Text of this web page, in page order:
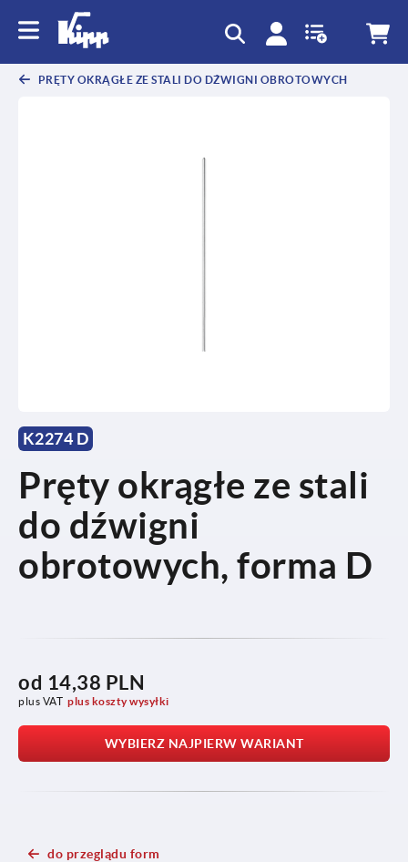
PRĘTY OKRĄGŁE ZE STALI DO DŹWIGNI OBROTOWYCH
K2274 D
Pręty okrągłe ze stali
do dźwigni
obrotowych, forma D
od 14,38 PLN
plus VAT plus koszty wysyłki
WYBIERZ NAJPIERW WARIANT
do przeglądu form